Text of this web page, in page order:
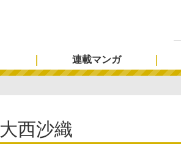
連載マンガ
大西沙織